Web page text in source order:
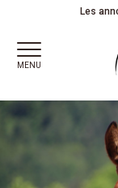
Annuaire équestre
Les
MENU